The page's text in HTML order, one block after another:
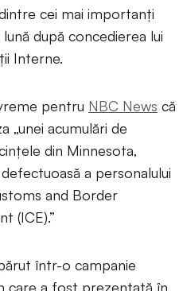
cei mai importanți
după concedierea lui
Interne.
pentru NBC News că
„unei acumulări de
din Minnesota,
a personalului
and Border
(ICE).”
într-o campanie
care a fost prezentată în